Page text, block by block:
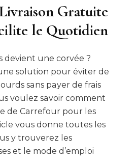
Gratuite
le Quotidien
devient une corvée ?
solution pour éviter de
sans payer de frais
voulez savoir comment
de Carrefour pour les
vous donne toutes les
y trouverez les
et le mode d’emploi